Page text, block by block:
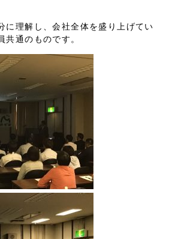
に理解し、会社全体を盛り上げてい
共通のものです。